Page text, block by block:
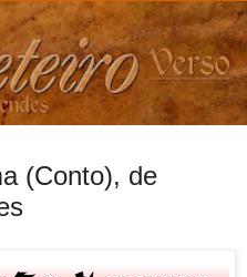
(Conto), de